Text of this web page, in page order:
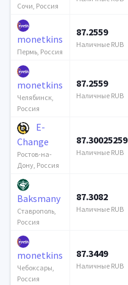
Сочи, Россия
monetkins
Пермь, Россия
87.2559
Наличные RUB
monetkins
Челябинск,
Россия
87.2559
Наличные RUB
E-
Change
Ростов-на-
Дону, Россия
87.30025259
Наличные RUB
Baksmany
Ставрополь,
Россия
87.3082
Наличные RUB
monetkins
Чебоксары,
Россия
87.3449
Наличные RUB